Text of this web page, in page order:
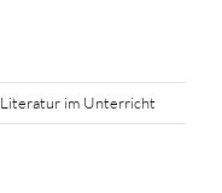
Literatur im Unterricht